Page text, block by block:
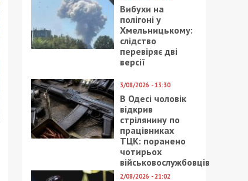
Вибухи на
полігоні у
Хмельницькому:
слідство
перевіряє дві
версії
3/08/2026 - 13:30
В Одесі чоловік
відкрив
стрілянину по
працівниках
ТЦК: поранено
чотирьох
військовослужбовців
2/08/2026 - 21:02